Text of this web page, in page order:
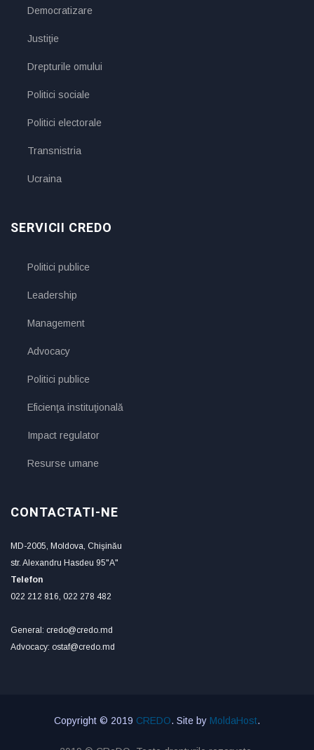
Democratizare
Justiţie
Drepturile omului
Politici sociale
Politici electorale
Transnistria
Ucraina
SERVICII CREDO
Politici publice
Leadership
Management
Advocacy
Politici publice
Eficienţa instituţională
Impact regulator
Resurse umane
CONTACTATI-NE
MD-2005, Moldova, Chişinău
str. Alexandru Hasdeu 95"A"
Telefon
022 212 816, 022 278 482
General: credo@credo.md
Advocacy: ostaf@credo.md
Copyright © 2019 CREDO. Site by MoldaHost.